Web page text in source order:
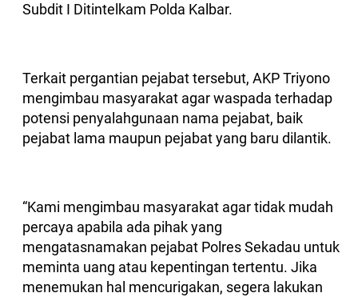
Subdit I Ditintelkam Polda Kalbar.
Terkait pergantian pejabat tersebut, AKP Triyono
mengimbau masyarakat agar waspada terhadap
potensi penyalahgunaan nama pejabat, baik
pejabat lama maupun pejabat yang baru dilantik.
“Kami mengimbau masyarakat agar tidak mudah
percaya apabila ada pihak yang
mengatasnamakan pejabat Polres Sekadau untuk
meminta uang atau kepentingan tertentu. Jika
menemukan hal mencurigakan, segera lakukan